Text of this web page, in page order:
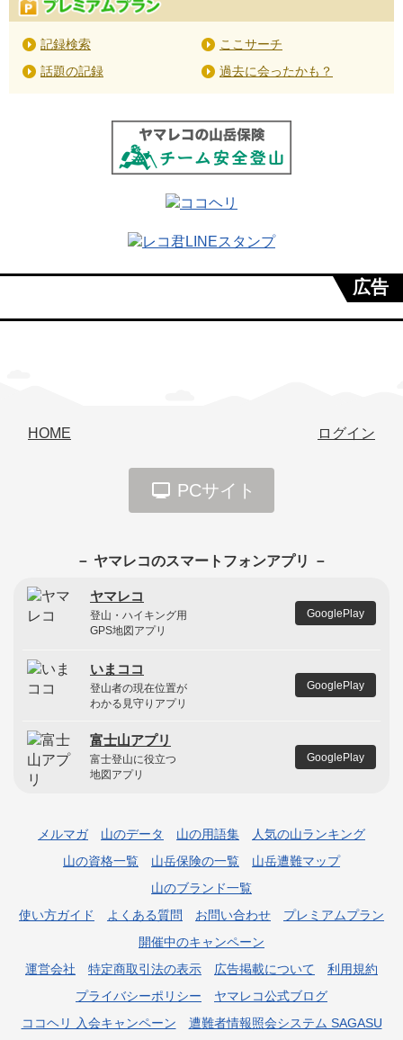
記録検索
ここサーチ
話題の記録
過去に会ったかも？
広告
HOME ログイン
PCサイト
－ ヤマレコのスマートフォンアプリ －
ヤマレコ
登山・ハイキング用
GPS地図アプリ
GooglePlay
いまココ
登山者の現在位置が
わかる見守りアプリ
GooglePlay
富士山アプリ
富士登山に役立つ
地図アプリ
GooglePlay
メルマガ 山のデータ 山の用語集
人気の山ランキング
山の資格一覧
山岳保険の一覧
山岳遭難マップ
山のブランド一覧
使い方ガイド
よくある質問 お問い合わせ
プレミアムプラン
開催中のキャンペーン
運営会社
特定商取引法の表示 広告掲載について
利用規約
プライバシーポリシー
ヤマレコ公式ブログ
ココヘリ 入会キャンペーン
遭難者情報照会システム SAGASU